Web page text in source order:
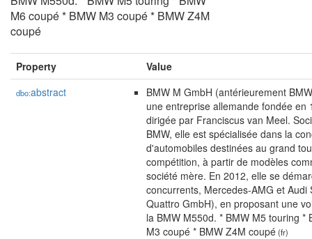
M6 coupé * BMW M3 coupé * BMW Z4M
coupé
Property Value
dbo:abstract
BMW M GmbH (antérieurement
une entreprise allemande fondée en
dirigée par Franciscus van Meel.
BMW, elle est spécialisée dans la
d'automobiles destinées au grand
compétition, à partir de modèles
société mère. En 2012, elle se
concurrents, Mercedes-AMG et Audi
Quattro GmbH), en proposant une
la BMW M550d. * BMW M5 touring *
M3 coupé * BMW Z4M coupé(fr)